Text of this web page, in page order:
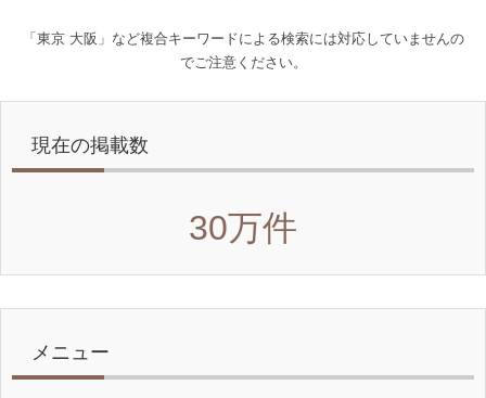
「東京 大阪」など複合キーワードによる検索には対応していませんの
でご注意ください。
現在の掲載数
30万件
メニュー